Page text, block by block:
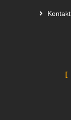
Kontakt